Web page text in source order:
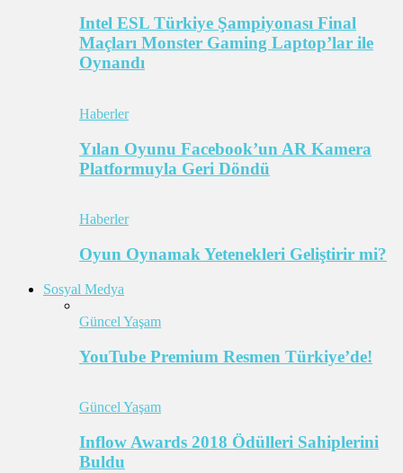
Intel ESL Türkiye Şampiyonası Final
Maçları Monster Gaming Laptop’lar ile
Oynandı
Haberler
Yılan Oyunu Facebook’un AR Kamera
Platformuyla Geri Döndü
Haberler
Oyun Oynamak Yetenekleri Geliştirir mi?
Sosyal Medya
Güncel Yaşam
YouTube Premium Resmen Türkiye’de!
Güncel Yaşam
Inflow Awards 2018 Ödülleri Sahiplerini
Buldu